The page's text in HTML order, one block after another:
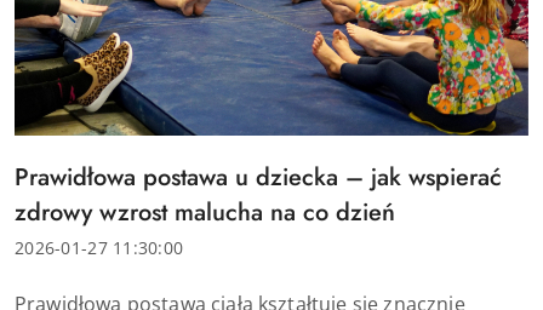
Tytuł
artykułu:
Prawidłowa postawa u dziecka – jak wspierać
zdrowy wzrost malucha na co dzień
Data
2026-01-27 11:30:00
Treść
Prawidłowa postawa ciała kształtuje się znacznie